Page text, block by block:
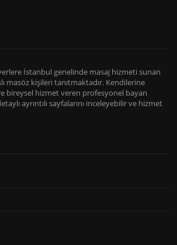
İstanbul genelinde masaj hizmeti sunan
masöz kişileri tanıtmaktadır. Kendilerine
bireysel hizmet veren profesyonel bayan
ayrıntılı sayfalarını inceleyebilir ve hizmet